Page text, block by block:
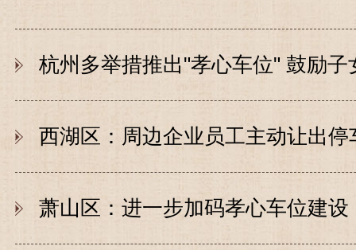
杭州多举措推出"孝心车位" 鼓励子
西湖区：周边企业员工主动让出停
萧山区：进一步加码孝心车位建设